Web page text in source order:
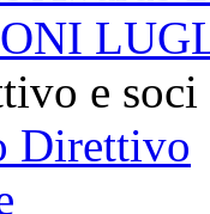
e
Direttivo